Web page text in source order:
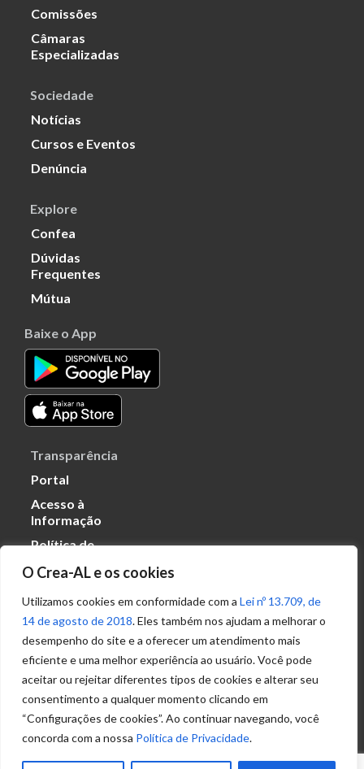
O Crea-AL e os cookies
Utilizamos cookies em conformidade com a Lei nº 13.709, de
14 de agosto de 2018. Eles também nos ajudam a melhorar o
desempenho do site e a oferecer um atendimento mais
eficiente e uma melhor experiência ao usuário. Você pode
aceitar ou rejeitar diferentes tipos de cookies e alterar seu
consentimento a qualquer momento clicando em
“Configurações de cookies”. Ao continuar navegando, você
concorda com a nossa Política de Privacidade.
Comissões
Câmaras
Especializadas
Sociedade
Notícias
Cursos e Eventos
Denúncia
Explore
Confea
Dúvidas
Frequentes
Mútua
Baixe o App
Transparência
Portal
Acesso à
Informação
Política de
Dados
Ouvidoria
(82) 2123 0864
ouvidoria@crea-al.org.br
Fale Conosco
(82) 2123 0866